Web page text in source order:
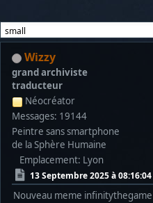
Wizzy
grand archiviste
traducteur
Néocréator
Messages: 19144
Peintre sans smartphone
de la Sphère Humaine
Emplacement: Lyon
13 Septembre 2025 à 08:16:04
Nouveau meme infinitythegame